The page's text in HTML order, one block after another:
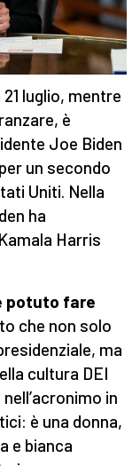
luglio, mentre
è
Joe Biden
un secondo
Uniti. Nella
ha
Harris
potuto fare
che non solo
ma
cultura DEI
in
è una donna,
e bianca